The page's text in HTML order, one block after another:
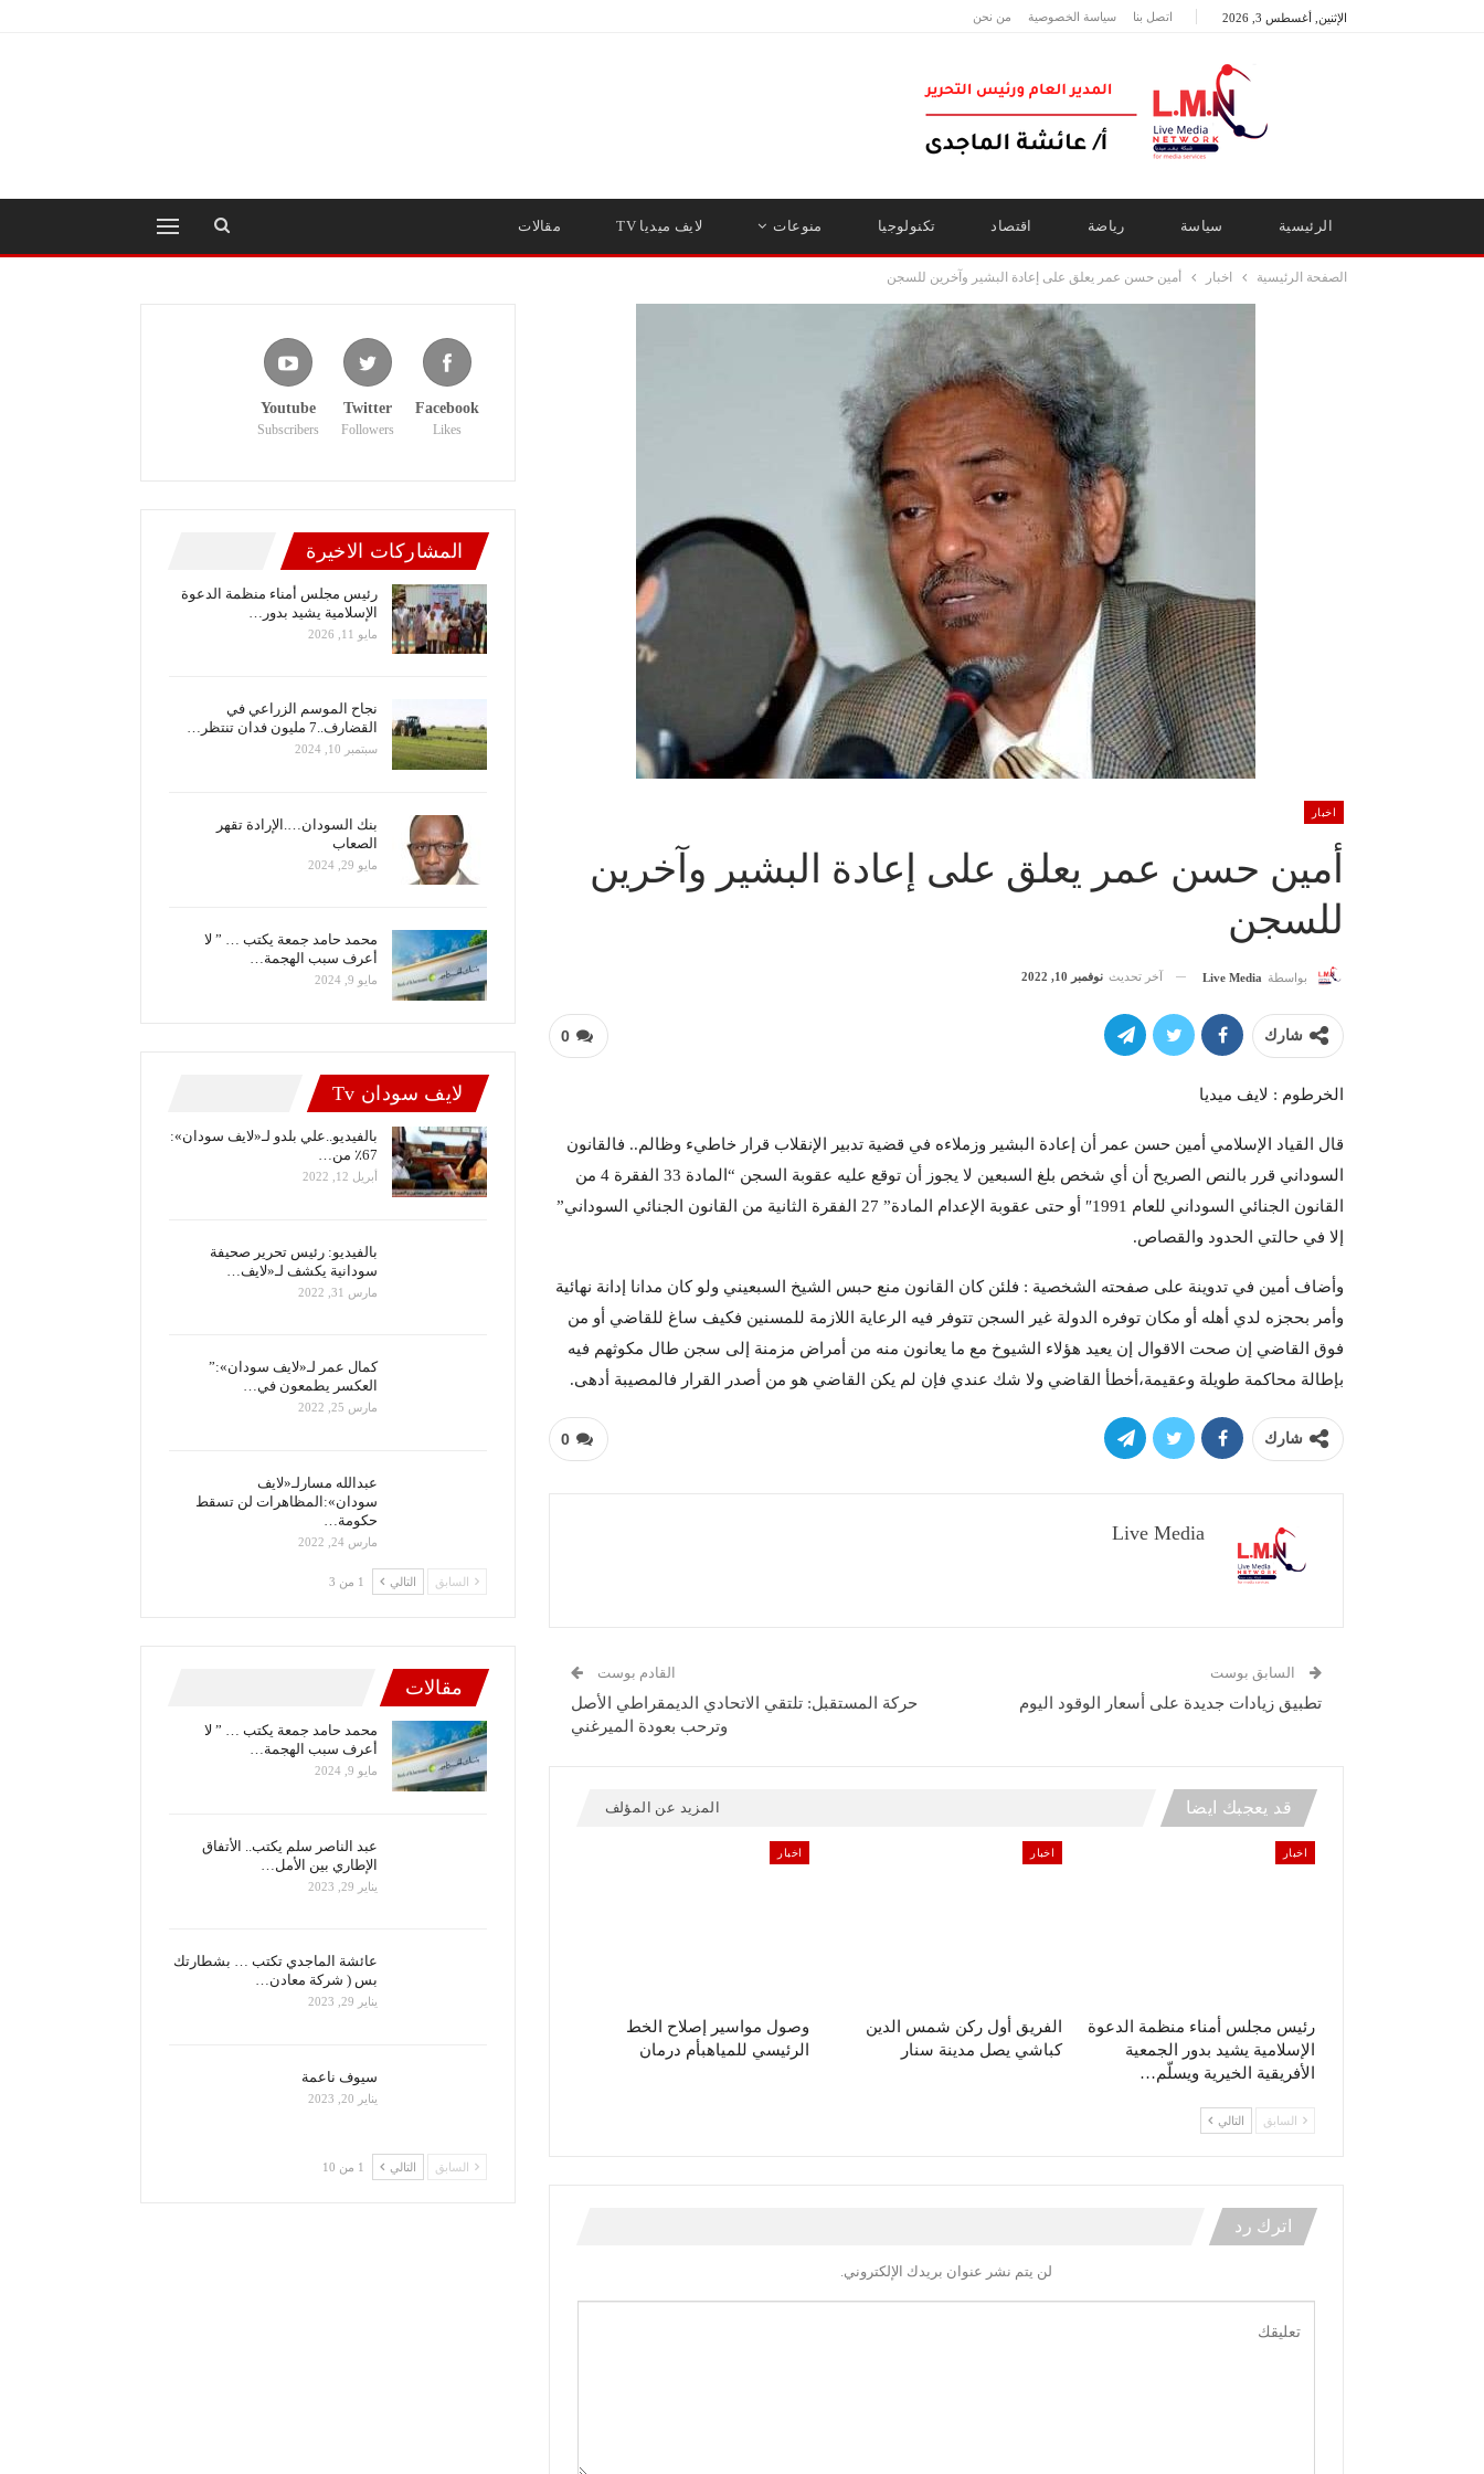
الإثنين, أغسطس 3, 2026 اتصل بنا سياسة الخصوصية من نحن
الرئيسية سياسة رياضة اقتصاد تكنولوجيا منوعات لايف ميديا TV مقالات
الصفحة الرئيسية اخبار أمين حسن عمر يعلق على إعادة البشير وآخرين للسجن
اخبار
أمين حسن عمر يعلق على إعادة البشير وآخرين
للسجن
بواسطة Live Media آخر تحديث نوفمبر 10, 2022
0 شارك
الخرطوم : لايف ميديا
قال القياد الإسلامي أمين حسن عمر أن إعادة البشير وزملاءه في قضية تدبير الإنقلاب قرار خاطيء وظالم.. فالقانون
السوداني قرر بالنص الصريح أن أي شخص بلغ السبعين لا يجوز أن توقع عليه عقوبة السجن “المادة 33 الفقرة 4 من
القانون الجنائي السوداني للعام 1991″ أو حتى عقوبة الإعدام المادة” 27 الفقرة الثانية من القانون الجنائي السوداني”
إلا في حالتي الحدود والقصاص.
وأضاف أمين في تدوينة على صفحته الشخصية : فلئن كان القانون منع حبس الشيخ السبعيني ولو كان مدانا إدانة نهائية
وأمر بحجزه لدي أهله أو مكان توفره الدولة غير السجن تتوفر فيه الرعاية اللازمة للمسنين فكيف ساغ للقاضي أو من
فوق القاضي إن صحت الاقوال إن يعيد هؤلاء الشيوخ مع ما يعانون منه من أمراض مزمنة إلى سجن طال مكوثهم فيه
بإطالة محاكمة طويلة وعقيمة،أخطأ القاضي ولا شك عندي فإن لم يكن القاضي هو من أصدر القرار فالمصيبة أدهى.
0 شارك
Live Media
السابق بوست
تطبيق زيادات جديدة على أسعار الوقود اليوم
القادم بوست
حركة المستقبل: تلتقي الاتحادي الديمقراطي الأصل
وترحب بعودة الميرغني
قد يعجبك ايضا المزيد عن المؤلف
اخبار
رئيس مجلس أمناء منظمة الدعوة
الإسلامية يشيد بدور الجمعية
الأفريقية الخيرية ويسلّم…
اخبار
الفريق أول ركن شمس الدين
كباشي يصل مدينة سنار
اخبار
وصول مواسير إصلاح الخط
الرئيسي للمياهبأم درمان
السابق التالي
اترك رد
لن يتم نشر عنوان بريدك الإلكتروني.
Facebook
Likes
Twitter
Followers
Youtube
Subscribers
المشاركات الاخيرة
رئيس مجلس أمناء منظمة الدعوة
الإسلامية يشيد بدور…
مايو 11, 2026
نجاح الموسم الزراعي في
القضارف..7 مليون فدان تنتظر…
سبتمبر 10, 2024
بنك السودان….الإرادة تقهر
الصعاب
مايو 29, 2024
محمد حامد جمعة يكتب … ” لا
أعرف سبب الهجمة…
مايو 9, 2024
لايف سودان Tv
بالفيديو..علي بلدو لـ«لايف سودان»:
67٪ من…
أبريل 12, 2022
بالفيديو: رئيس تحرير صحيفة
سودانية يكشف لـ«لايف…
مارس 31, 2022
كمال عمر لـ«لايف سودان»:”
العكسر يطمعون في…
مارس 25, 2022
عبدالله مسارلـ«لايف
سودان»:المظاهرات لن تسقط
حكومة…
مارس 24, 2022
السابق التالي 1 من 3
مقالات
محمد حامد جمعة يكتب … ” لا
أعرف سبب الهجمة…
مايو 9, 2024
عبد الناصر سلم يكتب.. الأتفاق
الإطاري بين الأمل…
يناير 29, 2023
عائشة الماجدي تكتب … بشطارتك
بس ( شركة معادن…
يناير 29, 2023
سيوف ناعمة
يناير 20, 2023
السابق التالي 1 من 10